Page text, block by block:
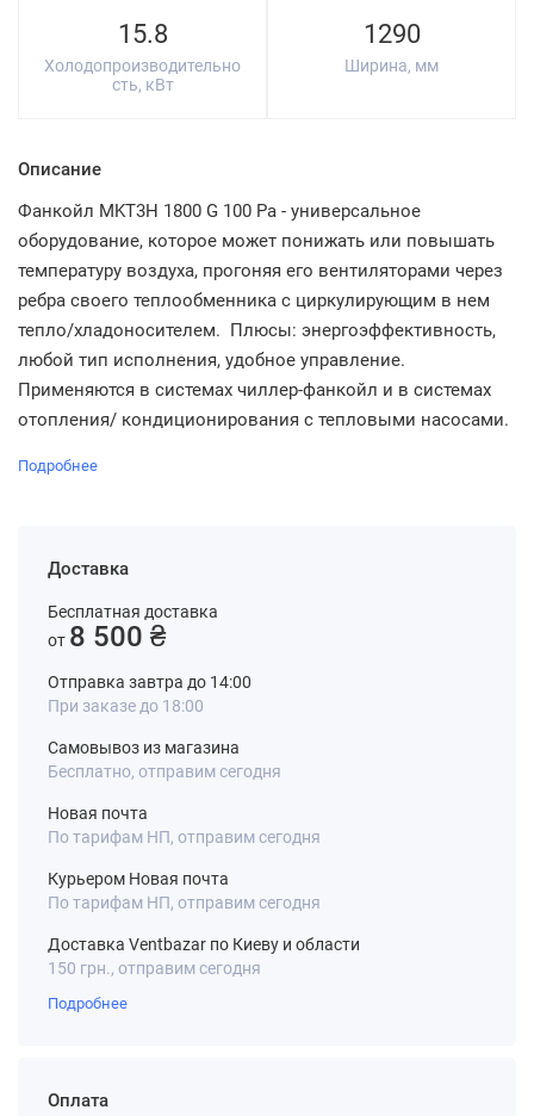
15.8
Холодопроизводительно
сть, кВт
1290
Ширина, мм
Описание
Фанкойл MKT3H 1800 G 100 Pa - универсальное
оборудование, которое может понижать или повышать
температуру воздуха, прогоняя его вентиляторами через
ребра своего теплообменника с циркулирующим в нем
тепло/хладоносителем. Плюсы: энергоэффективность,
любой тип исполнения, удобное управление.
Применяются в системах чиллер-фанкойл и в системах
отопления/ кондиционирования с тепловыми насосами.
Подробнее
Доставка
Бесплатная доставка
от 8 500 ₴
Отправка завтра до 14:00
При заказе до 18:00
Самовывоз из магазина
Бесплатно, отправим сегодня
Новая почта
По тарифам НП, отправим сегодня
Курьером Новая почта
По тарифам НП, отправим сегодня
Доставка Ventbazar по Киеву и области
150 грн., отправим сегодня
Подробнее
Оплата